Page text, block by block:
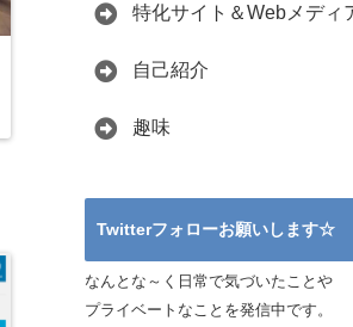
特化サイト＆Webメディ
自己紹介
趣味
Twitterフォローお願いします☆
なんとな～く日常で気づいたことや
プライベートなことを発信中です。